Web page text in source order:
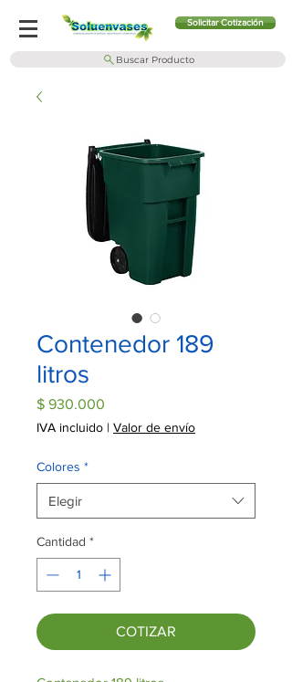
Solicitar Cotización
Buscar Producto
Contenedor 189
litros
$ 930.000
IVA incluido | Valor de envío
Colores *
Elegir
Cantidad *
COTIZAR